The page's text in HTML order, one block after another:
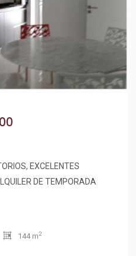
disfrutar del clima
dejes pasar esta
propio refugio en la
asesores y comienza a
apartamento. ¡Te
EXCELENTES
DE TEMPORADA
144 m2